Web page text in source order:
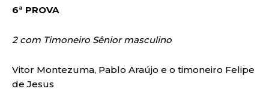
6ª PROVA
2 com Timoneiro Sênior masculino
Vitor Montezuma, Pablo Araújo e o timoneiro Felipe
de Jesus